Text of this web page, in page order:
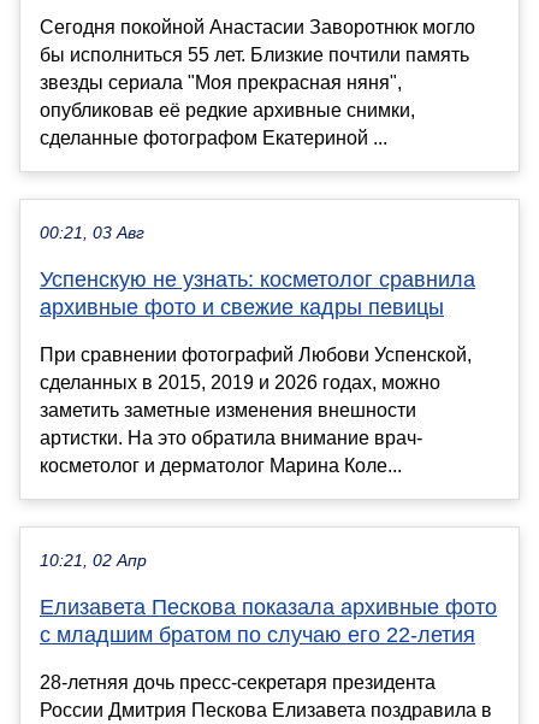
Сегодня покойной Анастасии Заворотнюк могло
бы исполниться 55 лет. Близкие почтили память
звезды сериала "Моя прекрасная няня",
опубликовав её редкие архивные снимки,
сделанные фотографом Екатериной ...
00:21, 03 Авг
Успенскую не узнать: косметолог сравнила
архивные фото и свежие кадры певицы
При сравнении фотографий Любови Успенской,
сделанных в 2015, 2019 и 2026 годах, можно
заметить заметные изменения внешности
артистки. На это обратила внимание врач-
косметолог и дерматолог Марина Коле...
10:21, 02 Апр
Елизавета Пескова показала архивные фото
с младшим братом по случаю его 22-летия
28-летняя дочь пресс-секретаря президента
России Дмитрия Пескова Елизавета поздравила в